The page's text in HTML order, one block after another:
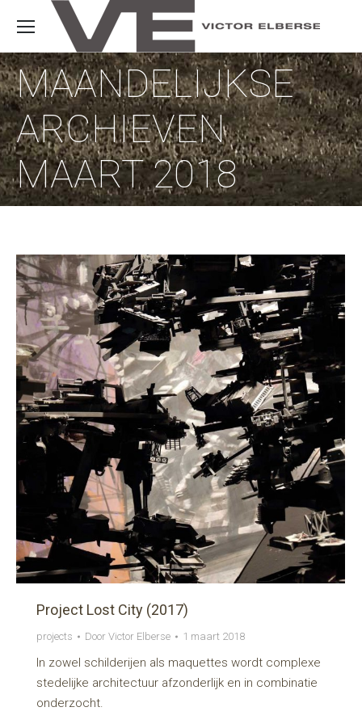
MAANDELIJKSE
ARCHIEVEN
MAART 2018
Project Lost City (2017)
projects Door Victor Elberse 1 maart 2018
In zowel schilderijen als maquettes wordt complexe
stedelijke architectuur afzonderlijk en in combinatie
onderzocht.